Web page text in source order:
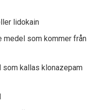
lidokain
medel som kommer från
kallas klonazepam